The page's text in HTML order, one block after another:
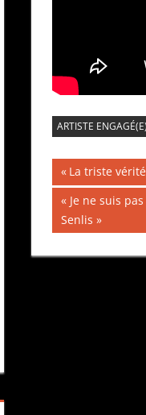
ARTISTE ENGAGÉ(E)
de
l’article
Publication
précédente :
La triste
Publication
suivante :
« Je ne suis
Senlis